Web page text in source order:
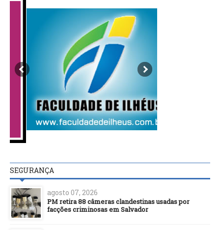
SEGURANÇA
agosto 07, 2026
PM retira 88 câmeras clandestinas usadas por
facções criminosas em Salvador